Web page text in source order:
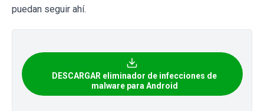
puedan seguir ahí.
DESCARGAR eliminador de infecciones de
malware para Android